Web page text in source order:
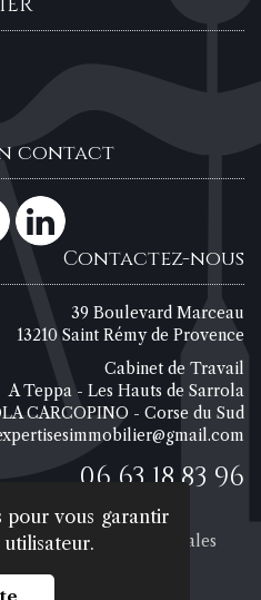
pour vous garantir
utilisateur.
contact
Contactez-nous
39 Boulevard Marceau
13210 Saint Rémy de Provence
Cabinet de Travail
A Teppa - Les Hauts de Sarrola
CARCOPINO - Corse du Sud
06 63 18 83 96
-Mentions légales